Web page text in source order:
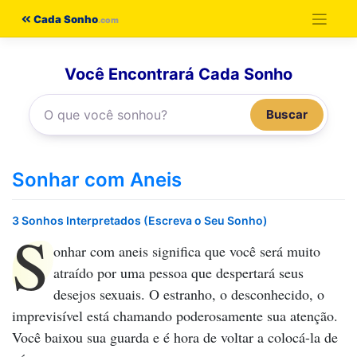
Cada Sonho
Você Encontrará Cada Sonho
Buscar
Sonhar com Aneis
3 Sonhos Interpretados (Escreva o Seu Sonho)
S onhar com aneis significa que você será muito
atraído por uma pessoa que despertará seus
desejos sexuais. O estranho, o desconhecido, o
imprevisível está chamando poderosamente sua atenção.
Você baixou sua guarda e é hora de voltar a colocá-la de